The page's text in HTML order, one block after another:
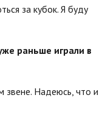
за кубок. Я буду
раньше играли в
звене. Надеюсь, что и